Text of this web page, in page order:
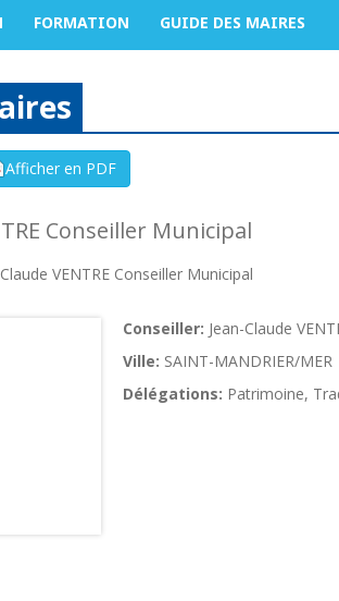
FORMATION GUIDE DES MAIRES
Conseiller Municipal
VENTRE Conseiller Municipal
Conseiller: Jean-Claude
Ville: SAINT-MANDRIER/MER
Délégations: Patrimoine,